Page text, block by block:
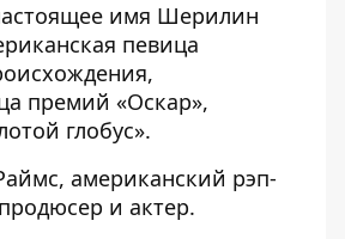
имя Шерилин
певица
премий «Оскар»,
глобус».
американский рэп-
и актер.